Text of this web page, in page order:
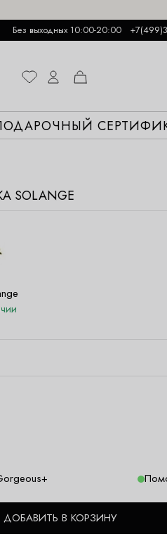
Без выходных 10:00-20:00
SOLANGE
ДОБАВИТЬ В КОРЗИНУ